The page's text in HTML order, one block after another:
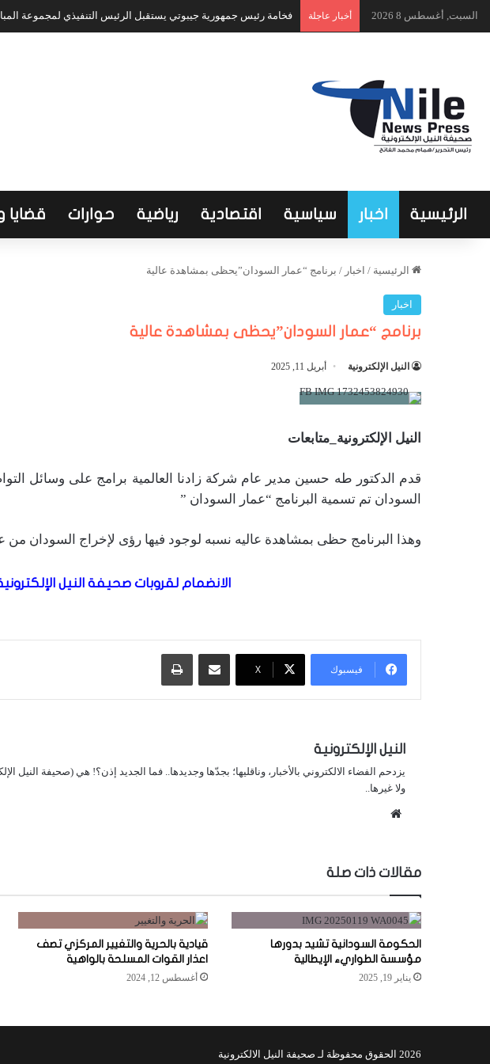
السبت, أغسطس 8 2026 أخبار عاجلة فخامة رئيس جمهورية جيبوتي يستقبل الرئيس التنفيذي لمجموعة
الرئيسية اخبار سياسية اقتصادية رياضية حوارات قضايا
الرئيسية / اخبار / برنامج “عمار السودان”يحظى بمشاهدة عالية
اخبار
برنامج “عمار السودان”يحظى بمشاهدة عالية
النيل الإلكترونية أبريل 11, 2025
النيل الإلكترونية_متابعات
قدم الدكتور طه حسين مدير عام شركة زادنا العالمية برامج على وسائل
السودان تم تسمية البرنامج “عمار السودان ”
وهذا البرنامج حظى بمشاهدة عاليه نسبه لوجود فيها رؤى لإخراج السودان من
الانضمام لقروبات صحيفة النيل
فيسبوك X
مشاركة عبر البريد طباعة
النيل الإلكترونية
يزدحم الفضاء الالكتروني بالأخبار، وناقليها؛ بجدّها وجديدها.. فما الجديد إذن؟! هي (صحيفة النيل
ولا غيرها..
مقالات ذات صلة
الحكومة السودانية تشيد بدورها
مؤسسة الطواريء الإيطالية
يناير 19, 2025
قيادية بالحرية والتغيير المركزي تصف
اعذار القوات المسلحة بالواهية
أغسطس 12, 2024
2026 الحقوق محفوظة لـ صحيفة النيل الالكترونية